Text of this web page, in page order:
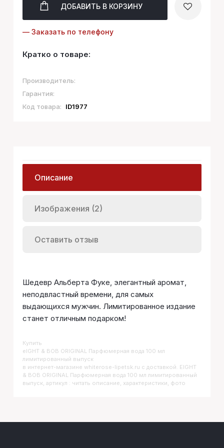
ДОБАВИТЬ В КОРЗИНУ
— Заказать по телефону
Кратко о товаре:
Производитель:
Гарантия:
Код товара:
ID1977
Описание
Изображения (2)
Оставить отзыв
Шедевр Альберта Фуке, элегантный аромат,
неподвластный времени, для самых
выдающихся мужчин. Лимитированное издание
станет отличным подарком!
Купить
EIGHT & BOB ORIGINAL Парфюмерная вода 100 мл
лимитированный выпуск
в интернет-магазине whiterose-lipetsk.ru с доставкой. EIGHT
& BOB ORIGINAL Парфюмерная вода 100 мл лимитированный
выпуск, артикул : читать описание, характеристики, фото